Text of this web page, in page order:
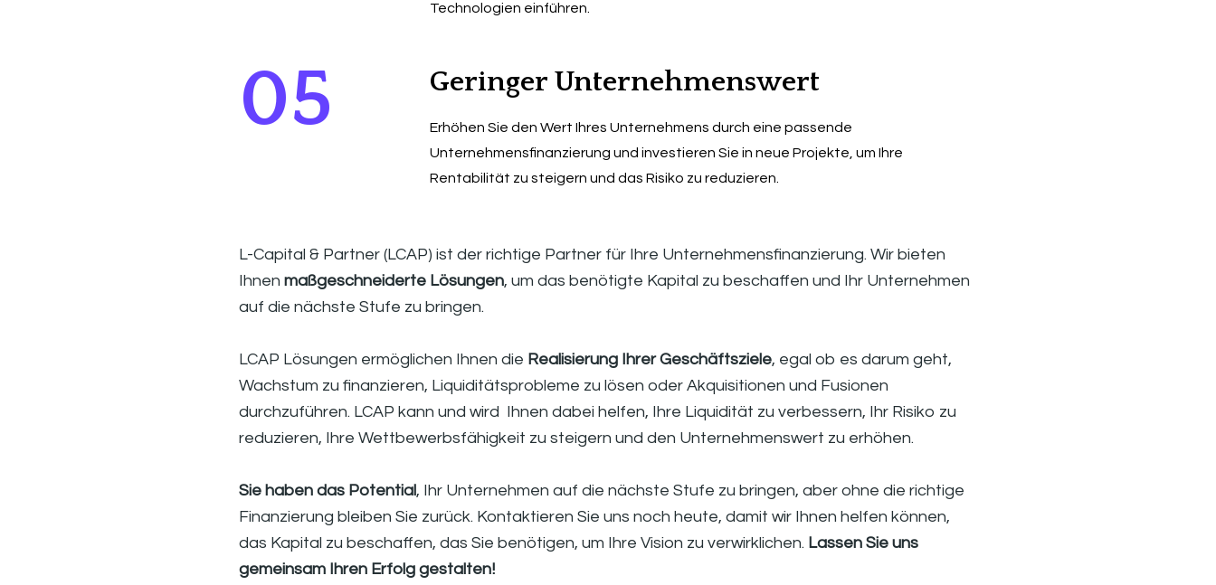
Technologien einführen.
05 Geringer Unternehmenswert
Erhöhen Sie den Wert Ihres Unternehmens durch eine passende
Unternehmensfinanzierung und investieren Sie in neue Projekte, um Ihre
Rentabilität zu steigern und das Risiko zu reduzieren.
L-Capital & Partner (LCAP) ist der richtige Partner für Ihre Unternehmensfinanzierung. Wir bieten
Ihnen maßgeschneiderte Lösungen, um das benötigte Kapital zu beschaffen und Ihr Unternehmen
auf die nächste Stufe zu bringen.
LCAP Lösungen ermöglichen Ihnen die Realisierung Ihrer Geschäftsziele, egal ob es darum geht,
Wachstum zu finanzieren, Liquiditätsprobleme zu lösen oder Akquisitionen und Fusionen
durchzuführen. LCAP kann und wird  Ihnen dabei helfen, Ihre Liquidität zu verbessern, Ihr Risiko zu
reduzieren, Ihre Wettbewerbsfähigkeit zu steigern und den Unternehmenswert zu erhöhen.
Sie haben das Potential, Ihr Unternehmen auf die nächste Stufe zu bringen, aber ohne die richtige
Finanzierung bleiben Sie zurück. Kontaktieren Sie uns noch heute, damit wir Ihnen helfen können,
das Kapital zu beschaffen, das Sie benötigen, um Ihre Vision zu verwirklichen. Lassen Sie uns
gemeinsam Ihren Erfolg gestalten!